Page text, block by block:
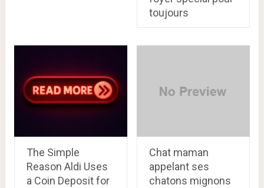
toujours
The Simple
Reason Aldi Uses
a Coin Deposit for
Chat maman
appelant ses
chatons mignons